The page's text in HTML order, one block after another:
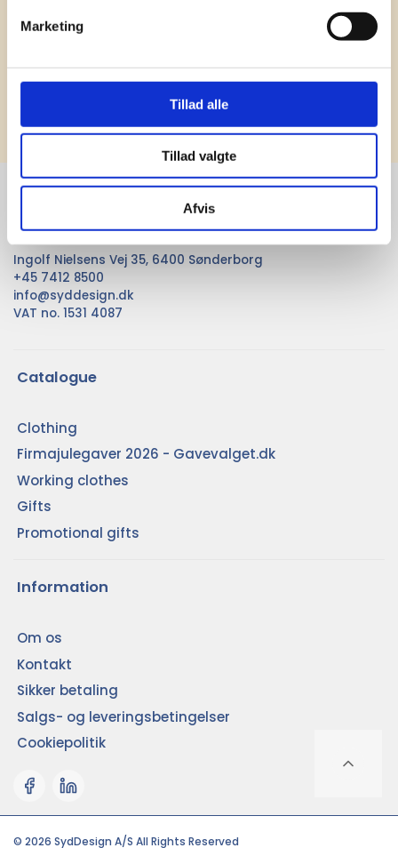
Marketing
Tillad alle
Tillad valgte
Afvis
Subscribe
SydDesign A/S
...
Ingolf Nielsens Vej 35, 6400 Sønderborg
+45 7412 8500
info@syddesign.dk
VAT no. 1531 4087
Catalogue
Clothing
Firmajulegaver 2026 - Gavevalget.dk
Working clothes
Gifts
Promotional gifts
Information
Om os
Kontakt
Sikker betaling
Salgs- og leveringsbetingelser
Cookiepolitik
© 2026 SydDesign A/S All Rights Reserved